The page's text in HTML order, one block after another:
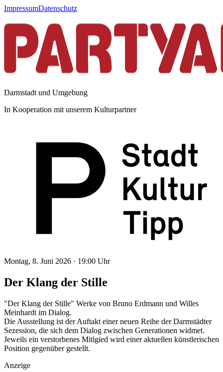
ImpressumDatenschutz
Darmstadt und Umgebung
In Kooperation mit unserem Kulturpartner
Montag, 8. Juni 2026 · 19:00 Uhr
Der Klang der Stille
"Der Klang der Stille" Werke von Bruno Erdmann und Willes
Meinhardt im Dialog.
Die Ausstellung ist der Auftakt einer neuen Reihe der Darmstädter
Sezession, die sich dem Dialog zwischen Generationen widmet.
Jeweils ein verstorbenes Mitlgied wird einer aktuellen künstlerischen
Position gegenüber gestellt.
Anzeige